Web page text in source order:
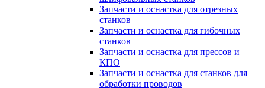
Запчасти и оснастка для отрезных
станков
Запчасти и оснастка для гибочных
станков
Запчасти и оснастка для прессов и
КПО
Запчасти и оснастка для станков для
обработки проводов